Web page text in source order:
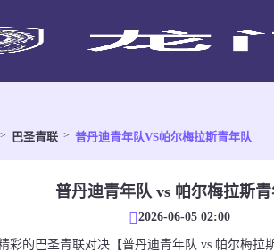
巴圣青联 普丹迪青年队VS帕尔梅拉斯青年队
普丹迪青年队 vs 帕尔梅拉斯
2026-06-05 02:00
彩的巴圣青联对决【普丹迪青年队 vs 帕尔梅